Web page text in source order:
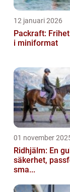
12 januari 2026
Packraft:
i miniformat
01 november
Ridhjälm: En
säkerhet,
sma...